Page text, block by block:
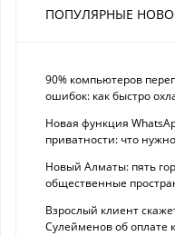
ПОПУЛЯРНЫЕ
90% компьютеров
ошибок: как быстро
Новая функция
приватности: что
Новый Алматы: пять
общественные
Взрослый клиент
Сулейменов об оплате